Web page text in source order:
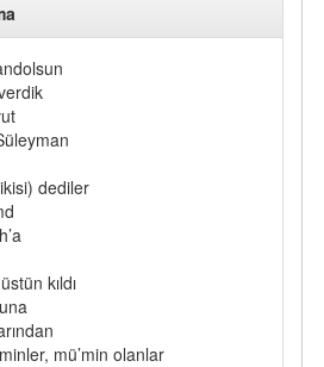
dediler
kıldı
mü’min olanlar